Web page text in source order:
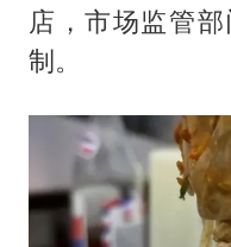
店，市场监管
制。